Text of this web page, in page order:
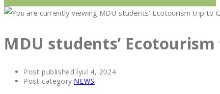
MDU students’
Post published:İyul 4, 2024
Post category:NEWS